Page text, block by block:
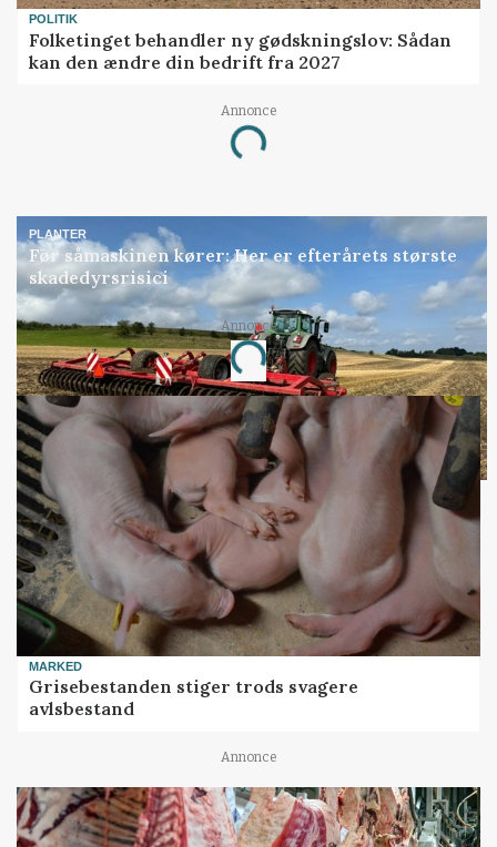
POLITIK
Folketinget behandler ny gødskningslov: Sådan
kan den ændre din bedrift fra 2027
Annonce
Loading...
PLANTER
Før såmaskinen kører: Her er efterårets største
skadedyrsrisici
Annonce
Loading...
MARKED
Grisebestanden stiger trods svagere
avlsbestand
Annonce